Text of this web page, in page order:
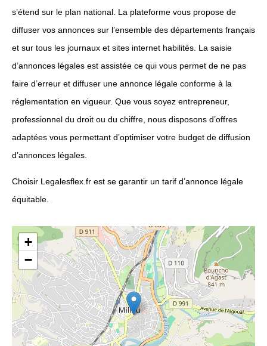
s’étend sur le plan national. La plateforme vous propose de
diffuser vos annonces sur l’ensemble des départements français
et sur tous les journaux et sites internet habilités. La saisie
d’annonces légales est assistée ce qui vous permet de ne pas
faire d’erreur et diffuser une annonce légale conforme à la
réglementation en vigueur. Que vous soyez entrepreneur,
professionnel du droit ou du chiffre, nous disposons d’offres
adaptées vous permettant d’optimiser votre budget de diffusion
d’annonces légales.
Choisir Legalesflex.fr est se garantir un tarif d’annonce légale
équitable.
+
−